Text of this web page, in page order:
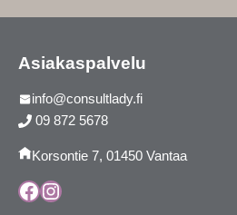
Asiakaspalvelu
info@consultlady.fi
09 872 5678
Korsontie 7, 01450 Vantaa
Facebook
Instagram